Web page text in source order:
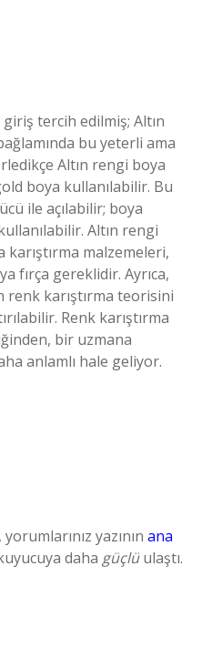
tercih edilmiş; Altın
bu yeterli ama
Altın rengi boya
boya kullanılabilir. Bu
ile açılabilir; boya
Altın rengi
malzemeleri,
fırça gereklidir. Ayrıca,
renk karıştırma teorisini
Renk karıştırma
bir uzmana
anlamlı hale geliyor.
yazının ana
daha güçlüulaştı.